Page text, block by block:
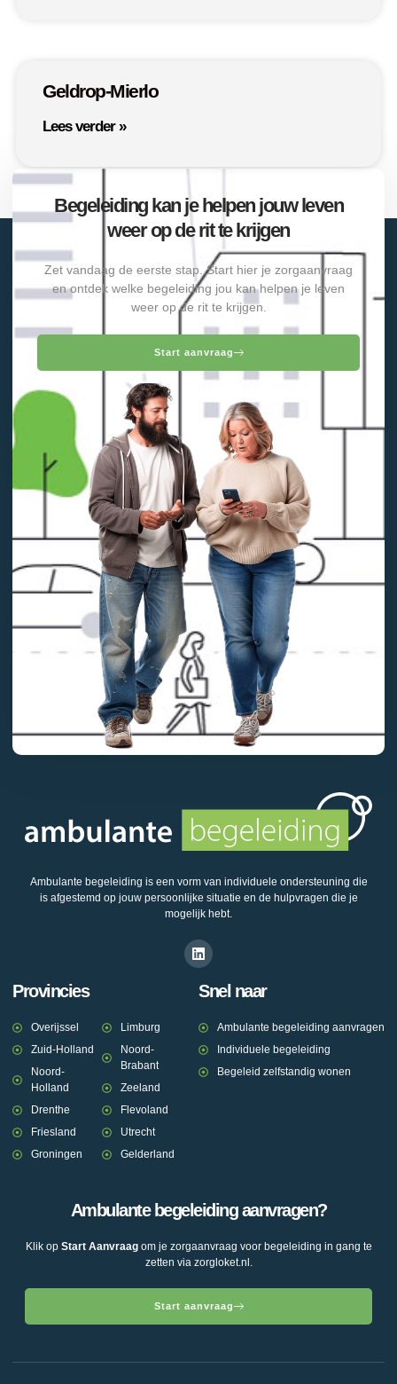
Geldrop-Mierlo
Lees verder »
Begeleiding kan je helpen jouw leven
weer op de rit te krijgen
Zet vandaag de eerste stap. Start hier je zorgaanvraag
en ontdek welke begeleiding jou kan helpen je leven
weer op de rit te krijgen.
Start aanvraag
Ambulante begeleiding is een vorm van individuele ondersteuning die
is afgestemd op jouw persoonlijke situatie en de hulpvragen die je
mogelijk hebt.
Provincies
Overijssel
Zuid-Holland
Noord-
Holland
Drenthe
Friesland
Groningen
Limburg
Noord-
Brabant
Zeeland
Flevoland
Utrecht
Gelderland
Snel naar
Ambulante begeleiding aanvragen
Individuele begeleiding
Begeleid zelfstandig wonen
Ambulante begeleiding aanvragen?
Klik op Start Aanvraagom je zorgaanvraag voor begeleiding in gang te
zetten via zorgloket.nl.
Start aanvraag